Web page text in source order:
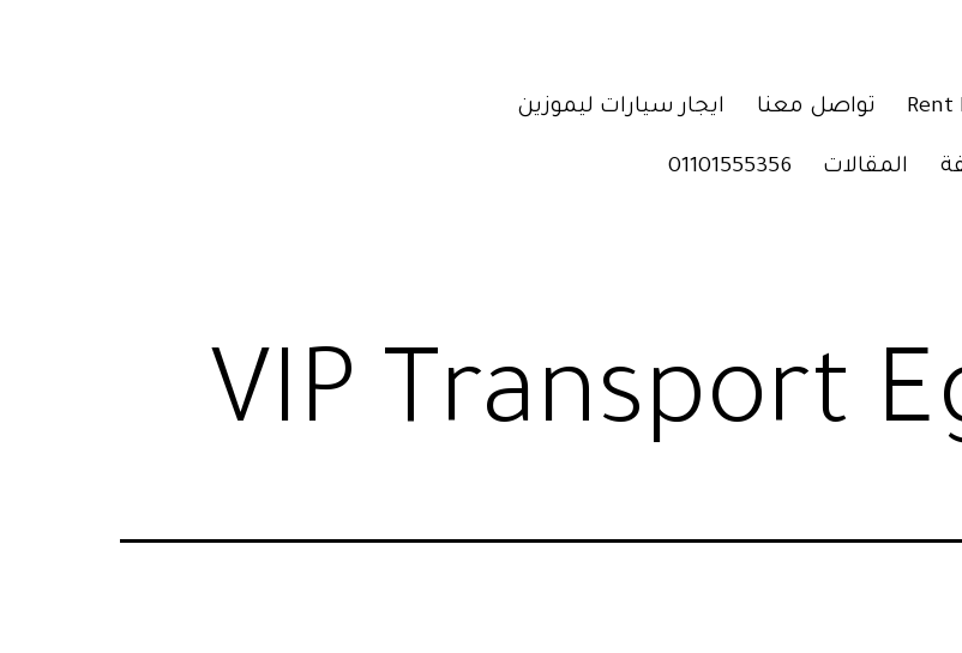
Rent تواصل معنا ايجار سيارات ليموزين
المقالات 01101555356
VIP Transport